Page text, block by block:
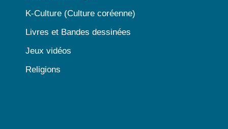
K-Culture (Culture coréenne)
Livres et Bandes dessinées
Jeux vidéos
Religions